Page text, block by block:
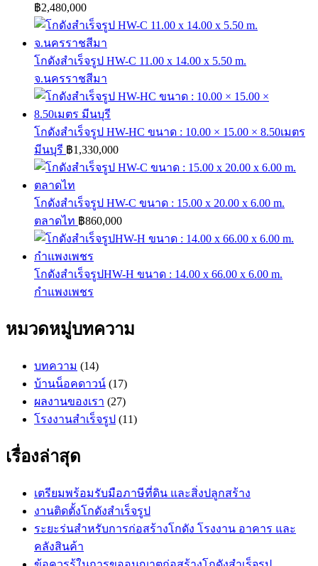
฿2,480,000
โกดังสำเร็จรูป HW-C 11.00 x 14.00 x 5.50 m.
จ.นครราชสีมา
โกดังสำเร็จรูป HW-HC ขนาด : 10.00 × 15.00 × 8.50เมตร
มีนบุรี ฿1,330,000
โกดังสำเร็จรูป HW-C ขนาด : 15.00 x 20.00 x 6.00 m.
ตลาดไท ฿860,000
โกดังสำเร็จรูปHW-H ขนาด : 14.00 x 66.00 x 6.00 m.
กำแพงเพชร
หมวดหมู่บทความ
บทความ (14)
บ้านน็อคดาวน์ (17)
ผลงานของเรา (27)
โรงงานสำเร็จรูป (11)
เรื่องล่าสุด
เตรียมพร้อมรับมือภาษีที่ดิน และสิ่งปลูกสร้าง
งานติดตั้งโกดังสำเร็จรูป
ระยะร่นสำหรับการก่อสร้างโกดัง โรงงาน อาคาร และ
คลังสินค้า